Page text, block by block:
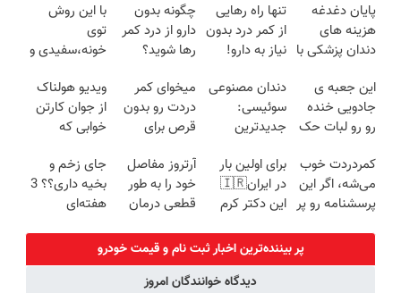
پایان دغدغه
هزینه های
دندان پزشکی با
کننده خانگی
تنها راه رهایی
از کمر درد بدون
نیاز به دارو!
چگونه بدون
دارو از درد کمر
رها شوید؟
رو پرکن)
با این روش
توی
خونه،سفیدی و
برگردون
(40%off)
این جعبه ی
جادویی خنده
رو رو لبات حک
خرید40%تخفیف
دندان مصنوعی
سوئیسی:
جدیدترین
سبک و مقاوم |
پرداخت قسطی
میخوای کمر
دردت رو بدون
قرص برای
کنی؟
(◂پرسش‌نامه
رو پر کن)
ویدیو هولناک
از جوان کارتن
خوابی که
آموزش رایگان
کمردردت خوب
می‌شه، اگر این
پرسشنامه رو پر
برای اولین بار
در ایران🇮🇷
این دکتر کرم
روزه ساخت!
آرتروز مفاصل
خود را به طور
قطعی درمان
◗پرسش‌نامه◖
جای زخم و
بخیه داری؟؟ 3
هفته‌ای
پر بیننده‌ترین اخبار ثبت نام و قیمت خودرو
دیدگاه خوانندگان امروز